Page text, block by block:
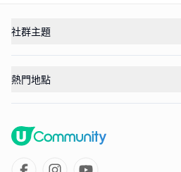
社群主題
熱門地點